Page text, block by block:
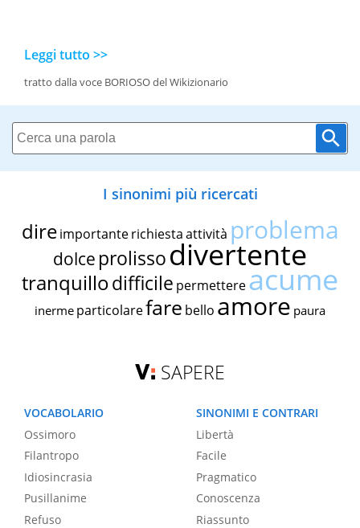
Leggi tutto >>
tratto dalla voce BORIOSO del Wikizionario
I sinonimi più ricercati
dire importante richiestaattività problema
dolce prolissodivertente
tranquillodifficile permettereacume
inerme particolarefare bello amore paura
SAPERE
VOCABOLARIO
Ossimoro
Filantropo
Idiosincrasia
Pusillanime
Refuso
SINONIMI E CONTRARI
Libertà
Facile
Pragmatico
Conoscenza
Riassunto